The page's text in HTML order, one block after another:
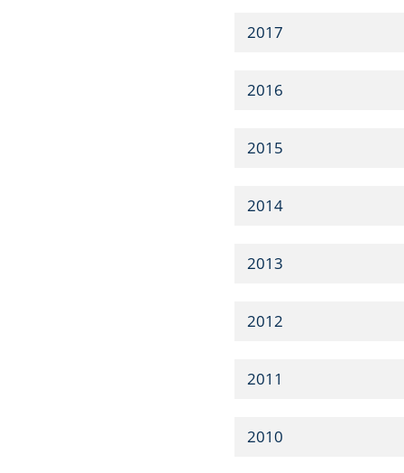
2017
2016
2015
2014
2013
2012
2011
2010